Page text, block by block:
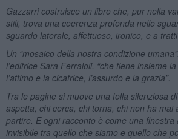
Gazzarri costruisce un libro che, pur nella
stili, trova una coerenza profonda nello
sguardo laterale, affettuoso, ironico, e a tratti
Un “mosaico della nostra condizione
l’editrice Sara Ferraioli, “che tiene insieme
l’attimo e la cicatrice, l’assurdo e la grazia”.
Tra le pagine si muove una folla silenziosa
aspetta, chi cerca, chi torna, chi non ha mai
partire. E ogni racconto è come una finestra
invisibile tra quello che siamo e quello che